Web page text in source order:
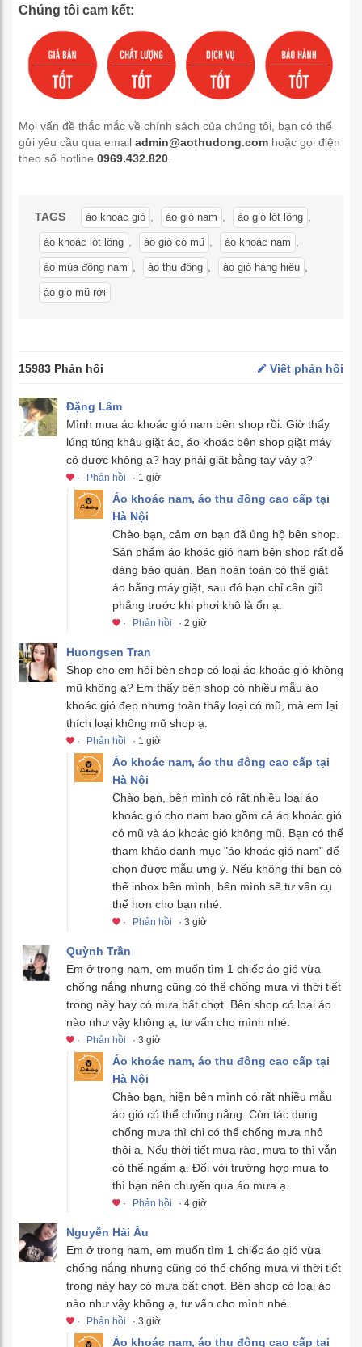
Chúng tôi cam kết:
Mọi vấn đề thắc mắc về chính sách của chúng tôi, bạn có thể
gửi yêu cầu qua email admin@aothudong.com hoặc gọi điện
theo số hotline 0969.432.820
TAGS áo khoác gió áo gió nam áo gió lót lông
áo khoác lót lông áo gió có mũ áo khoác nam
áo mùa đông nam áo thu đông áo gió hàng hiệu
áo gió mũ rời
15983 Phản hồi Viết phản hồi
Đặng Lâm
Mình mua áo khoác gió nam bên shop rồi. Giờ thấy
lúng túng khâu giặt áo, áo khoác bên shop giặt máy
có được không ạ? hay phải giặt bằng tay vậy ạ?
· Phản hồi · 1 giờ
Áo khoác nam, áo thu đông cao cấp tại
Hà Nội
Chào bạn, cảm ơn bạn đã ủng hộ bên shop.
Sản phẩm áo khoác gió nam bên shop rất dễ
dàng bảo quản. Bạn hoàn toàn có thể giặt
áo bằng máy giặt, sau đó bạn chỉ cần giũ
phẳng trước khi phơi khô là ổn ạ.
· Phản hồi · 2 giờ
Huongsen Tran
Shop cho em hỏi bên shop có loại áo khoác gió không
mũ không ạ? Em thấy bên shop có nhiều mẫu áo
khoác gió đẹp nhưng toàn thấy loại có mũ, mà em lại
thích loại không mũ shop ạ.
· Phản hồi · 1 giờ
Áo khoác nam, áo thu đông cao cấp tại
Hà Nội
Chào bạn, bên mình có rất nhiều loại áo
khoác gió cho nam bao gồm cả áo khoác gió
có mũ và áo khoác gió không mũ. Bạn có thể
tham khảo danh mục "áo khoác gió nam" để
chọn được mẫu ưng ý. Nếu không thì bạn có
thể inbox bên mình, bên mình sẽ tư vấn cụ
thể hơn cho bạn nhé.
· Phản hồi · 3 giờ
Quỳnh Trần
Em ở trong nam, em muốn tìm 1 chiếc áo gió vừa
chống nắng nhưng cũng có thể chống mưa vì thời tiết
trong này hay có mưa bất chợt. Bên shop có loại áo
nào như vậy không ạ, tư vấn cho mình nhé.
· Phản hồi · 3 giờ
Áo khoác nam, áo thu đông cao cấp tại
Hà Nội
Chào bạn, hiện bên mình có rất nhiều mẫu
áo gió có thể chống nắng. Còn tác dụng
chống mưa thì chỉ có thể chống mưa nhỏ
thôi ạ. Nếu thời tiết mưa rào, mưa to thì vẫn
có thể ngấm ạ. Đối với trường hợp mưa to
thì bạn nên chuyển qua áo mưa ạ.
· Phản hồi · 4 giờ
Nguyễn Hải Âu
Em ở trong nam, em muốn tìm 1 chiếc áo gió vừa
chống nắng nhưng cũng có thể chống mưa vì thời tiết
trong này hay có mưa bất chợt. Bên shop có loại áo
nào như vậy không ạ, tư vấn cho mình nhé.
· Phản hồi · 3 giờ
Áo khoác nam, áo thu đông cao cấp tại